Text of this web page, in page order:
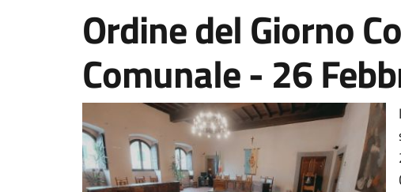
Ordine del Giorno
Comunale - 26